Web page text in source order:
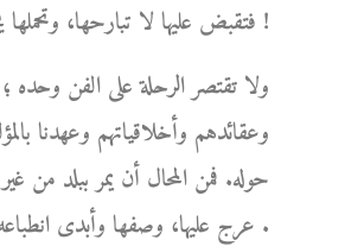
فتقبض عليها لا تبارحها، وتحملها يحب كبير إلى معبد الجمال الخالد الذي استحقته عن جدارة !
ولا تقتصر الرحلة على الفن
وعقائدهم وأخلاقياتهم وعهدنا
حوله. فمن المحال أن يمر ببلد من
عرج عليها، وصفها وأبدى انطباعه عنها .